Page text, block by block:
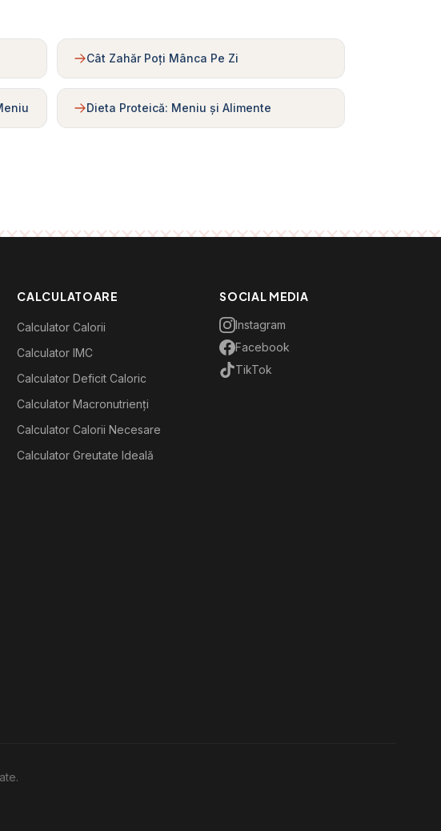
Cât Zahăr Poți Mânca Pe Zi
Dieta Proteică: Meniu și Alimente
CALCULATOARE
Calculator Calorii
Calculator IMC
Calculator Deficit Caloric
Calculator Macronutrienți
Calculator Calorii Necesare
Calculator Greutate Ideală
SOCIAL MEDIA
Instagram
Facebook
TikTok